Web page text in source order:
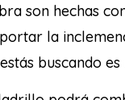
son hechas
la
buscando